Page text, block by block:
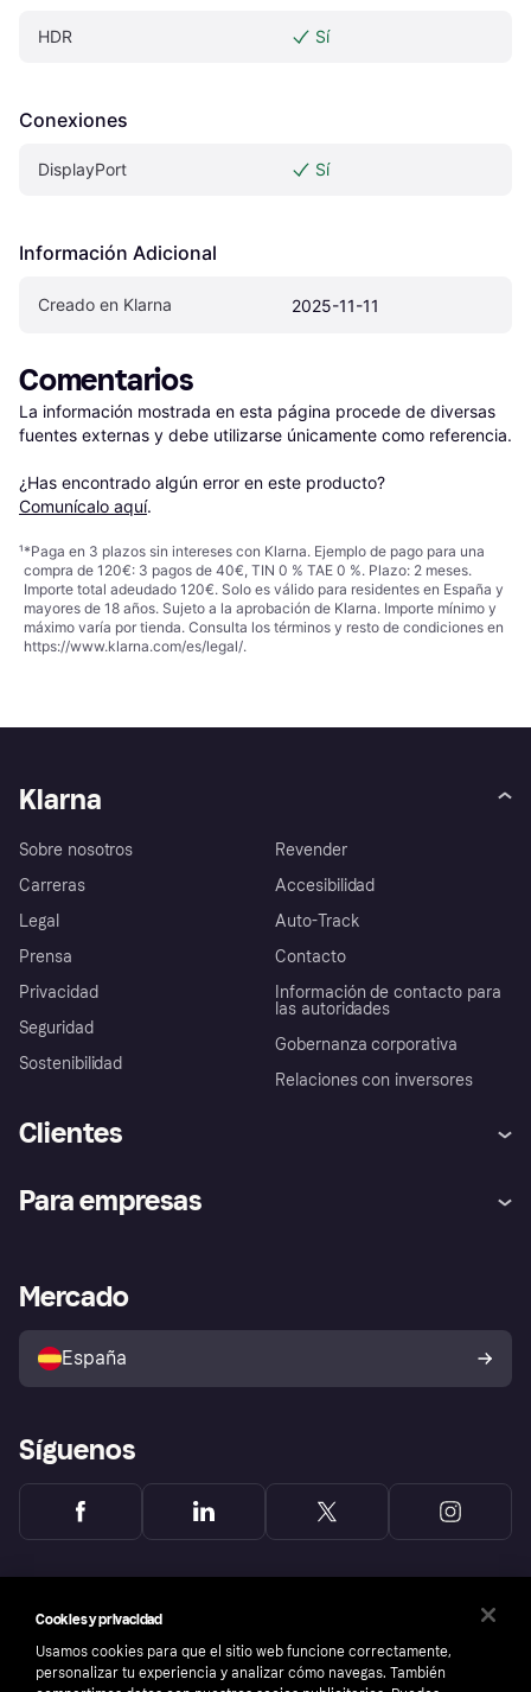
HDR Sí
Conexiones
DisplayPort Sí
Información Adicional
Creado en Klarna 2025-11-11
Comentarios
La información mostrada en esta página procede de diversas
fuentes externas y debe utilizarse únicamente como referencia.
¿Has encontrado algún error en este producto?
Comunícalo aquí.
¹*Paga en 3 plazos sin intereses con Klarna. Ejemplo de pago para una
compra de 120€: 3 pagos de 40€, TIN 0 % TAE 0 %. Plazo: 2 meses.
Importe total adeudado 120€. Solo es válido para residentes en España y
mayores de 18 años. Sujeto a la aprobación de Klarna. Importe mínimo y
máximo varía por tienda. Consulta los términos y resto de condiciones en
https://www.klarna.com/es/legal/.
Klarna
Sobre nosotros
Carreras
Legal
Prensa
Privacidad
Seguridad
Sostenibilidad
Revender
Accesibilidad
Auto-Track
Contacto
Información de contacto para
las autoridades
Gobernanza corporativa
Relaciones con inversores
Clientes
Inicio de sesión
Directorio de tiendas
Política de protección al
comprador de Klarna
Reclamaciones
Para empresas
Acceso empresas
Mercado
España
Síguenos
Cookies y privacidad
Usamos cookies para que el sitio web funcione correctamente,
personalizar tu experiencia y analizar cómo navegas. También